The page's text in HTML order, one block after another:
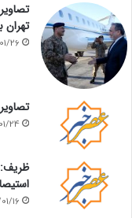
تهران
26
24
16